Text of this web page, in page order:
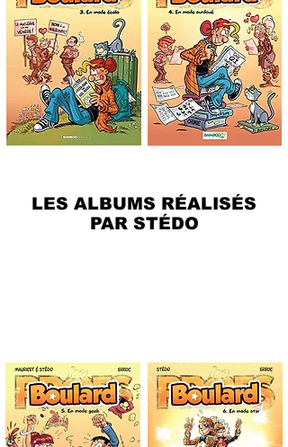
LES ALBUMS RÉALISÉS
PAR STÉDO